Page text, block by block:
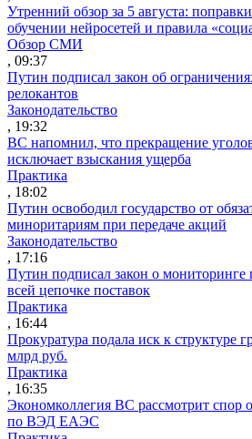
Утренний обзор за 5 августа:
обучении нейросетей и правила
Обзор СМИ
, 09:37
Путин подписал закон об
релокантов
Законодательство
, 19:32
ВС напомнил, что прекращение
исключает взыскания ущерба
Практика
, 18:02
Путин освободил государство от
миноритариям при передаче акций
Законодательство
, 17:16
Путин подписал закон о
всей цепочке поставок
Практика
, 16:44
Прокуратура подала иск к структуре
млрд руб.
Практика
, 16:35
Экономколлегия ВС рассмотрит спор
по ВЭД ЕАЭС